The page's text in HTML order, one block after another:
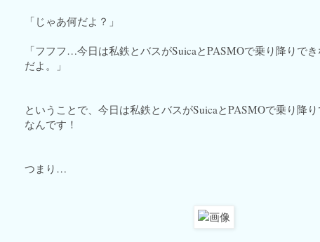
「じゃあ何だよ？」
「フフフ…今日は私鉄とバスがSuicaとPASMOで乗り降りで
だよ。」
ということで、今日は私鉄とバスがSuicaとPASMOで乗り降
なんです！
つまり…